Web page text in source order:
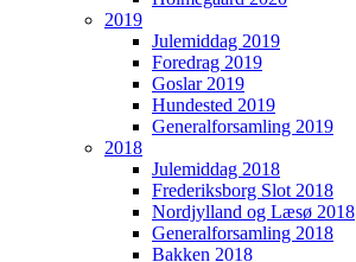
2019
Julemiddag 2019
Foredrag 2019
Goslar 2019
Hundested 2019
Generalforsamling 2019
2018
Julemiddag 2018
Frederiksborg Slot 2018
Nordjylland og Læsø 2018
Generalforsamling 2018
Bakken 2018